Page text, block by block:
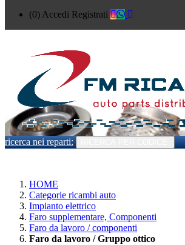
(0) Accedi Registrati
ricerca nei reparti:
HOME
Categorie ricambi auto
Impianto elettrico
Faro supplementare, Componenti
Faro da lavoro / componenti
Faro da lavoro / Gruppo ottico